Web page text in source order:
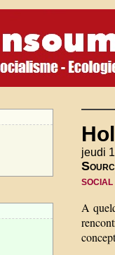
jeudi
social
A